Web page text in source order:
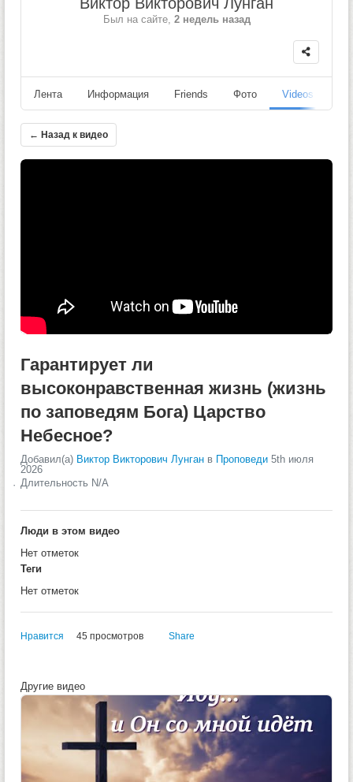
Был на сайте, 2 недель назад
Лента Информация Friends Фото Videos
← Назад к видео
Гарантирует ли
высоконравственная жизнь (жизнь
по заповедям Бога) Царство
Небесное?
Добавил(а) Виктор Викторович Лунган в Проповеди 5th июля
2026
Длительность N/A
Люди в этом видео
Нет отметок
Теги
Нет отметок
Нравится 45 просмотров Share
Другие видео